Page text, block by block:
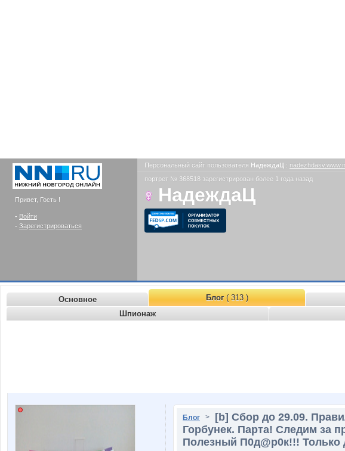
Привет, Гость !
- Войти
- Зарегистрироваться
Персональный сайт пользователя НадеждаЦ :
портрет № 368518 зарегистрирован более 1 года назад
НадеждаЦ
Основное Блог( 313 )
Шпионаж
Блог >
[b] Сбор до 29.09.
Горбунек. Парта! Следим за
Полезный П0д@р0к!!! Только